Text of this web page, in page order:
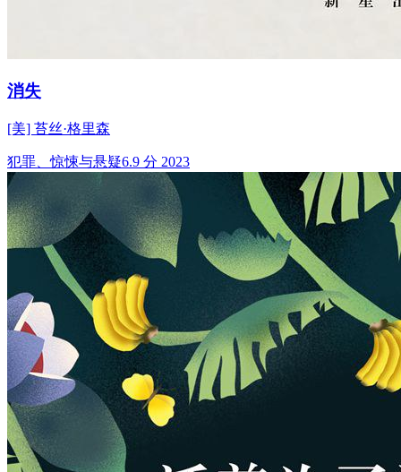
消失
[美] 苔丝·格里森
犯罪、惊悚与悬疑6.9 分 2023